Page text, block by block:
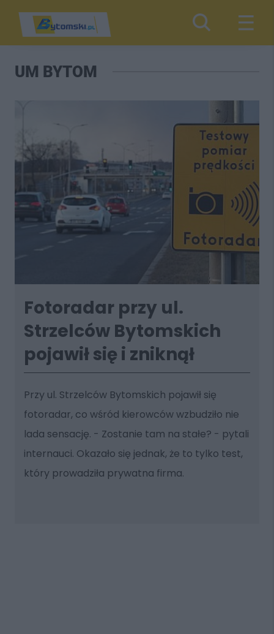
UM BYTOM
Fotoradar przy ul.
Strzelców Bytomskich
pojawił się i zniknął
Przy ul. Strzelców Bytomskich pojawił się
fotoradar, co wśród kierowców wzbudziło nie
lada sensację. - Zostanie tam na stałe? - pytali
internauci. Okazało się jednak, że to tylko test,
który prowadziła prywatna firma.